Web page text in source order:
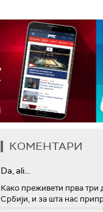
КОМЕНТАРИ
Da, ali...
Како преживети прва три
Србији, и за шта нас